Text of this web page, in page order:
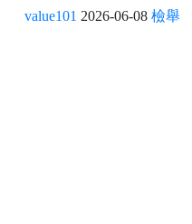
value101 2026-06-08 檢舉